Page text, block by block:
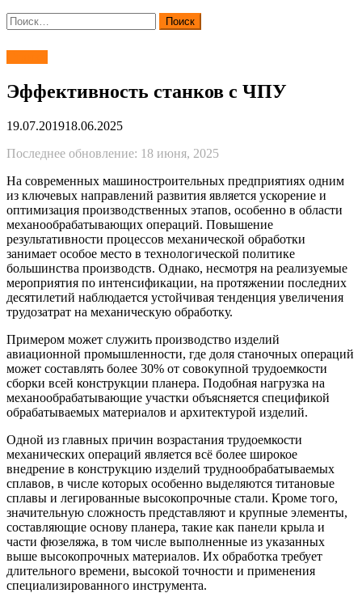
Найти:
Эффективность станков с ЧПУ
19.07.201918.06.2025
Последнее обновление: 18 июня, 2025
На современных машиностроительных предприятиях одним
из ключевых направлений развития является ускорение и
оптимизация производственных этапов, особенно в области
механообрабатывающих операций. Повышение
результативности процессов механической обработки
занимает особое место в технологической политике
большинства производств. Однако, несмотря на реализуемые
мероприятия по интенсификации, на протяжении последних
десятилетий наблюдается устойчивая тенденция увеличения
трудозатрат на механическую обработку.
Примером может служить производство изделий
авиационной промышленности, где доля станочных операций
может составлять более 30% от совокупной трудоемкости
сборки всей конструкции планера. Подобная нагрузка на
механообрабатывающие участки объясняется спецификой
обрабатываемых материалов и архитектурой изделий.
Одной из главных причин возрастания трудоемкости
механических операций является всё более широкое
внедрение в конструкцию изделий труднообрабатываемых
сплавов, в числе которых особенно выделяются титановые
сплавы и легированные высокопрочные стали. Кроме того,
значительную сложность представляют и крупные элементы,
составляющие основу планера, такие как панели крыла и
части фюзеляжа, в том числе выполненные из указанных
выше высокопрочных материалов. Их обработка требует
длительного времени, высокой точности и применения
специализированного инструмента.